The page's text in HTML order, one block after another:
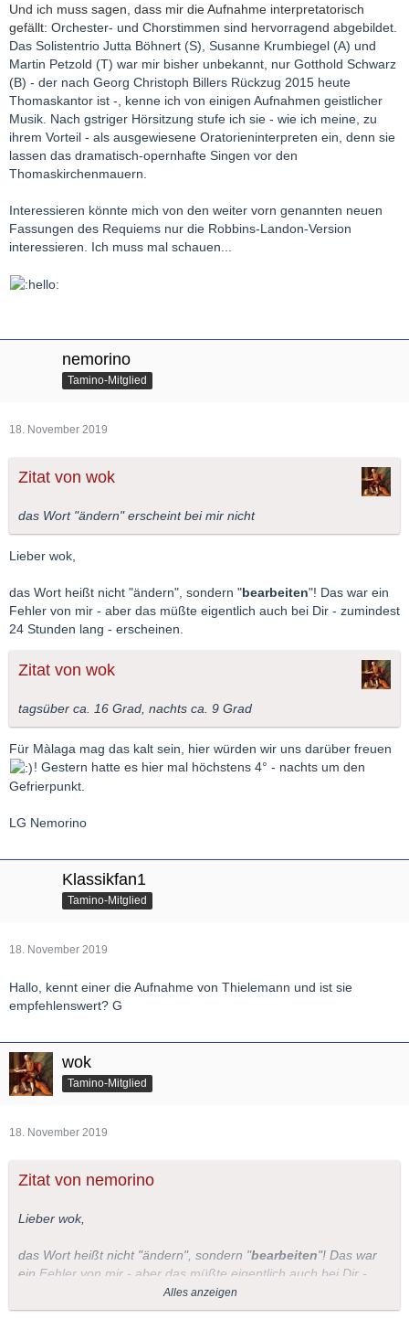
Und ich muss sagen, dass mir die Aufnahme interpretatorisch
gefällt: Orchester- und Chorstimmen sind hervorragend abgebildet.
Das Solistentrio Jutta Böhnert (S), Susanne Krumbiegel (A) und
Martin Petzold (T) war mir bisher unbekannt, nur Gotthold Schwarz
(B) - der nach Georg Christoph Billers Rückzug 2015 heute
Thomaskantor ist -, kenne ich von einigen Aufnahmen geistlicher
Musik. Nach gstriger Hörsitzung stufe ich sie - wie ich meine, zu
ihrem Vorteil - als ausgewiesene Oratorieninterpreten ein, denn sie
lassen das dramatisch-opernhafte Singen vor den
Thomaskirchenmauern.
Interessieren könnte mich von den weiter vorn genannten neuen
Fassungen des Requiems nur die Robbins-Landon-Version
interessieren. Ich muss mal schauen...
nemorino
Tamino-Mitglied
18. November 2019
Zitat von wok
das Wort "ändern" erscheint bei mir nicht
Lieber wok,
das Wort heißt nicht "ändern", sondern "bearbeiten"! Das war ein
Fehler von mir - aber das müßte eigentlich auch bei Dir - zumindest
24 Stunden lang - erscheinen.
Zitat von wok
tagsüber ca. 16 Grad, nachts ca. 9 Grad
Für Màlaga mag das kalt sein, hier würden wir uns darüber freuen
! Gestern hatte es hier mal höchstens 4° - nachts um den
Gefrierpunkt.
LG Nemorino
Klassikfan1
Tamino-Mitglied
18. November 2019
Hallo, kennt einer die Aufnahme von Thielemann und ist sie
empfehlenswert? G
wok
Tamino-Mitglied
18. November 2019
Zitat von nemorino
Lieber wok,
das Wort heißt nicht "ändern", sondern "bearbeiten"! Das war
ein Fehler von mir - aber das müßte eigentlich auch bei Dir -
zumindest 24 Stunden lang - erscheinen.
Für Màlaga mag das kalt sein, hier würden wir uns darüber
Alles anzeigen